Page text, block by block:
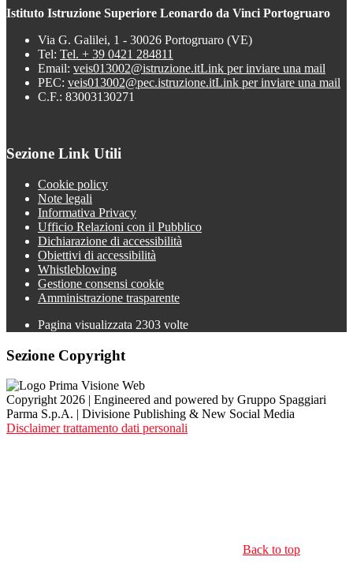
Istituto Istruzione Superiore Leonardo da Vinci Portogruaro
Via G. Galilei, 1 - 30026 Portogruaro (VE)
Tel: Tel. + 39 0421 284811
Email: veis013002@istruzione.itLink per inviare una mail
PEC: veis013002@pec.istruzione.itLink per inviare una mail
C.F.: 83003130271
Sezione Link Utili
Cookie policy
Note legali
Informativa Privacy
Ufficio Relazioni con il Pubblico
Dichiarazione di accessibilità
Obiettivi di accessibilità
Whistleblowing
Gestione consensi cookie
Amministrazione trasparente
Pagina visualizzata 2303 volte
Sezione Copyright
Copyright 2026 | Engineered and powered by Gruppo Spaggiari
Parma S.p.A. | Divisione Publishing & New Social Media
Disclaimer trattamento dati personali
Back to top